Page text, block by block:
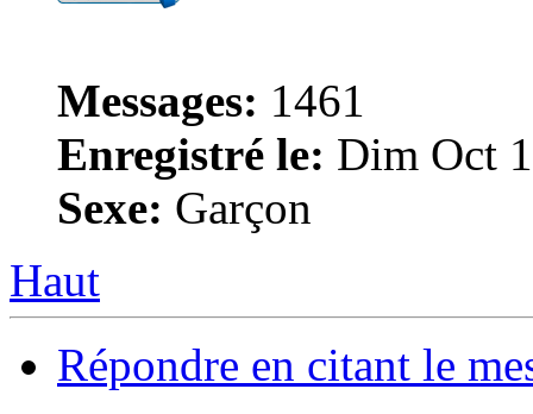
Messages: 1461
Enregistré le: Dim Oct
Sexe: Garçon
Haut
Répondre en citant le